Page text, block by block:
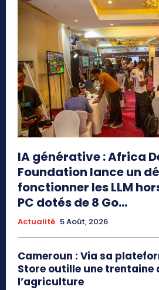
IA générative : Africa
Foundation lance un
fonctionner les LLM
PC dotés de 8 Go...
Actualité 5 Août, 2026
Cameroun : Via sa
Store outille une trentaine
l’agriculture